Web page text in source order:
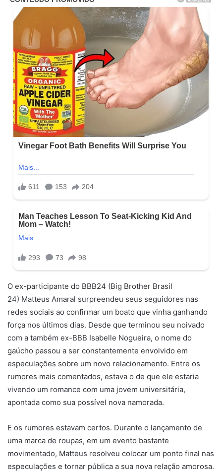
O ex-participante do BBB24 (Big Brother Brasil
24) Matteus Amaral surpreendeu seus seguidores nas
redes sociais ao confirmar um boato que vinha ganhando
força nos últimos dias. Desde que terminou seu noivado
com a também ex-BBB Isabelle Nogueira, o nome do
gaúcho passou a ser constantemente envolvido em
especulações sobre um novo relacionamento. Entre os
rumores mais comentados, estava o de que ele estaria
vivendo um romance com uma jovem universitária,
apontada como sua possível nova namorada.
E os rumores estavam certos. Durante o lançamento de
uma marca de roupas, em um evento bastante
movimentado, Matteus resolveu colocar um ponto final nas
especulações e tornar pública a sua nova relação amorosa.